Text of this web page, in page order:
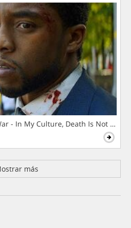
- In My Culture, Death Is Not The
más